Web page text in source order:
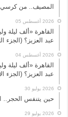
المصيف.. من كرسي
2026 أغسطس 05
القاهرة «ألف
عبد العزيز؟ (الجزء
2026 أغسطس 04
القاهرة «ألف
عبد العزيز؟ (الجزء
2026 يوليو 30
حين يتنفس الحجر..
2026 يوليو 29